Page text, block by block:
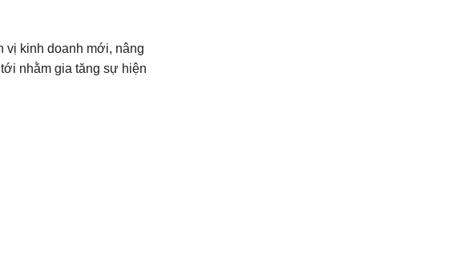
vị kinh doanh mới, nâng
nhằm gia tăng sự hiện